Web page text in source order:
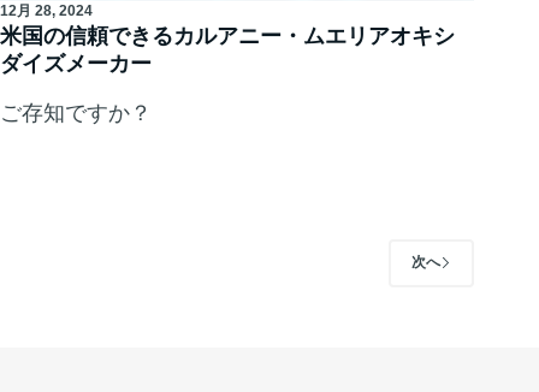
12月 28, 2024
米国の信頼できるカルアニー・ムエリアオキシ
ダイズメーカー
ご存知ですか？
次へ